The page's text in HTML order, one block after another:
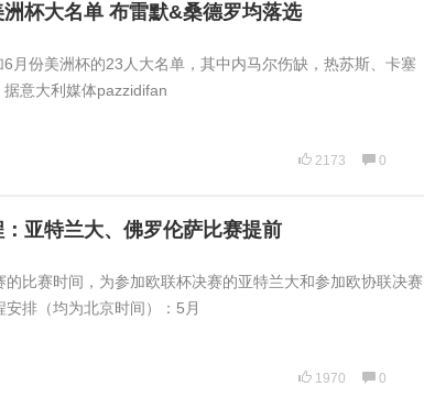
杯大名单 布雷默&桑德罗均落选
月份美洲杯的23人大名单，其中内马尔伤缺，热苏斯、卡塞
意大利媒体pazzidifan
2173 0
亚特兰大、佛罗伦萨比赛提前
比赛时间，为参加欧联杯决赛的亚特兰大和参加欧协联决赛
排（均为北京时间）：5月
1970 0